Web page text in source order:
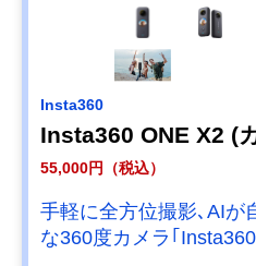
Insta360
Insta360 ONE X2 (
55,000円（税込）
手軽に全方位撮影､AIが
な360度カメラ｢